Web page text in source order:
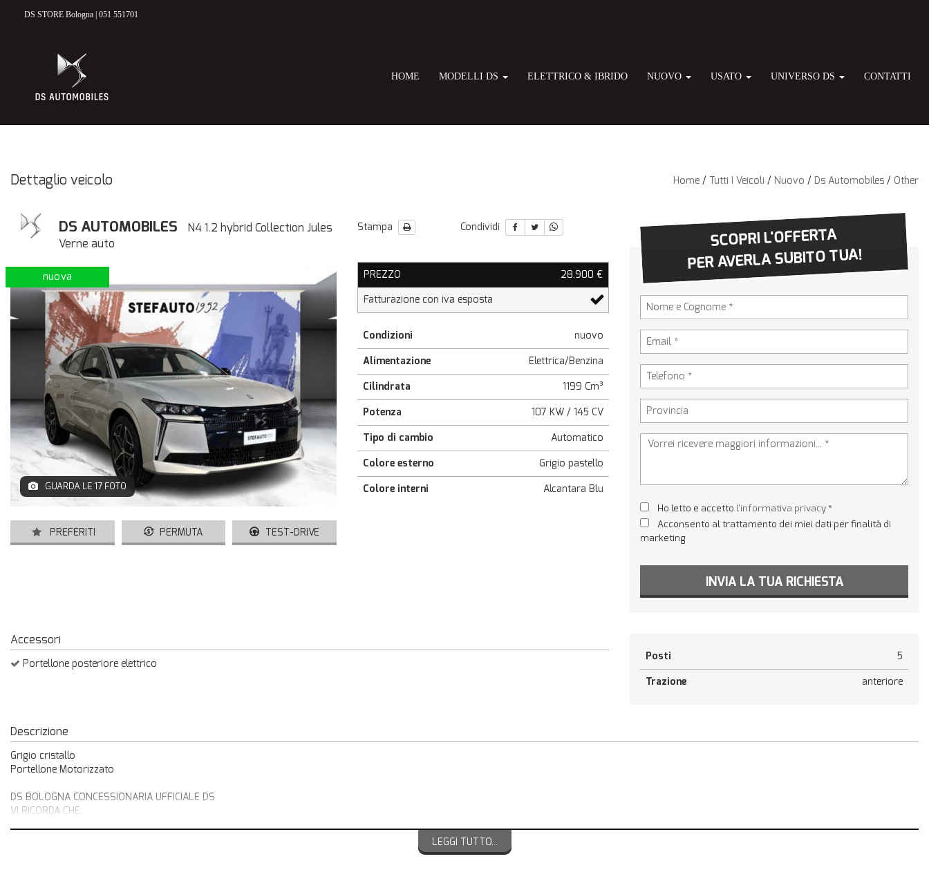
HOME
MODELLI DS
DS 3 CROSSBACK
DS 7 CROSSBACK
VETTURE NUOVE E KM 0
VETTURE USATE
UNIVERSO DS
TECNOLOGIA DS
SERVIZI DS
VALUTA USATO DS
CONTATTI
DS STORE Bologna | 051 551701
HOME MODELLI DS ELETTRICO & IBRIDO NUOVO USATO UNIVERSO DS CONTATTI
Dettaglio veicolo Home / Tutti I Veicoli / Nuovo / Ds Automobiles / Other
DS AUTOMOBILES
N4 1.2 hybrid Collection Jules
Verne auto
Stampa Condividi
nuova
GUARDA LE 17 FOTO
PREFERITI PERMUTA TEST-DRIVE
PREZZO
28.900 €
Fatturazione con iva esposta
Condizioni
nuovo
Alimentazione
Elettrica/Benzina
Cilindrata
1199 Cm³
Potenza
107 KW / 145 CV
Tipo di cambio
Automatico
Colore esterno
Grigio pastello
Colore interni
Alcantara Blu
SCOPRI L'OFFERTA
PER AVERLA SUBITO TUA!
Ho letto e accetto l'informativa privacy*
Acconsento al trattamento dei miei dati per finalità di
marketing
INVIA LA TUA RICHIESTA
Accessori
Portellone posteriore elettrico
Posti
5
Trazione
anteriore
Descrizione
Grigio cristallo
Portellone Motorizzato
DS BOLOGNA CONCESSIONARIA UFFICIALE DS
VI RICORDA CHE:
LEGGI TUTTO...